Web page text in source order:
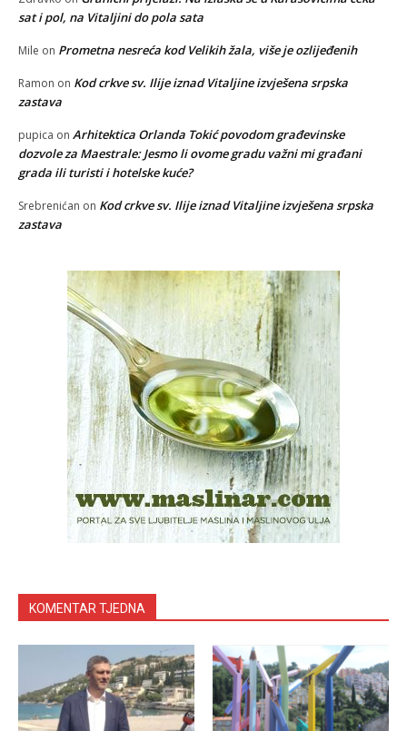
sat i pol, na Vitaljini do pola sata
Mile on Prometna nesreća kod Velikih žala, više je ozlijeđenih
Ramon on Kod crkve sv. Ilije iznad Vitaljine izvješena srpska
zastava
pupica on Arhitektica Orlanda Tokić povodom građevinske
dozvole za Maestrale: Jesmo li ovome gradu važni mi građani
grada ili turisti i hotelske kuće?
Srebrenićan on Kod crkve sv. Ilije iznad Vitaljine izvješena srpska
zastava
KOMENTAR TJEDNA